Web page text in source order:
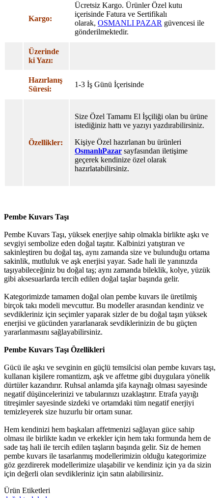
Kargo:
Ücretsiz Kargo. Ürünler Özel kutu
içerisinde Fatura ve Sertifikalı
olarak, OSMANLI PAZAR güvencesi ile
gönderilmektedir.
Üzerinde
ki Yazı:
Hazırlanış
Süresi:
1-3 İş Günü İçerisinde
Özellikler:
Size Özel Tamamı El İşçiliği olan bu ürüne
istediğiniz hattı ve yazıyı yazdırabilirsiniz.
Kişiye Özel hazırlanan bu ürünleri
OsmanlıPazar sayfasından iletişime
geçerek kendinize özel olarak
hazırlatabilirsiniz.
Pembe Kuvars Taşı
Pembe Kuvars Taşı, yüksek enerjiye sahip olmakla birlikte aşkı ve
sevgiyi sembolize eden doğal taşıtır. Kalbinizi yatıştıran ve
sakinleştiren bu doğal taş, aynı zamanda size ve bulunduğu ortama
sakinlik, mutluluk ve aşk enerjisi yayar. Sade hali ile yanınızda
taşıyabileceğiniz bu doğal taş; aynı zamanda bileklik, kolye, yüzük
gibi aksesuarlarda tercih edilen doğal taşlar başında gelir.
Kategorimizde tamamen doğal olan pembe kuvars ile üretilmiş
birçok takı modeli mevcuttur. Bu modeller arasından kendiniz ve
sevdikleriniz için seçimler yaparak sizler de bu doğal taşın yüksek
enerjisi ve gücünden yararlanarak sevdiklerinizin de bu güçten
yararlanmasını sağlayabilirsiniz.
Pembe Kuvars Taşı Özellikleri
Gücü ile aşkı ve sevginin en güçlü temsilcisi olan pembe kuvars taşı,
kullanan kişilere romantizm, aşk ve affetme gibi duygulara yönelik
dürtüler kazandırır. Ruhsal anlamda şifa kaynağı olması sayesinde
negatif düşüncelerinizi ve tabularınızı uzaklaştırır. Etrafa yayığı
titreşimler sayesinde sizdeki ve ortamdaki tüm negatif enerjiyi
temizleyerek size huzurlu bir ortam sunar.
Hem kendinizi hem başkaları affetmenizi sağlayan güce sahip
olması ile birlikte kadın ve erkekler için hem takı formunda hem de
sade taş hali ile tercih edilen taşların başında gelir. Siz de hemen
pembe kuvars ile tasarlanmış modellerimizin olduğu kategorimize
göz gezdirerek modellerimize ulaşabilir ve kendiniz için ya da sizin
için değerli olan sevdikleriniz için satın alabilirsiniz.
Ürün Etiketleri